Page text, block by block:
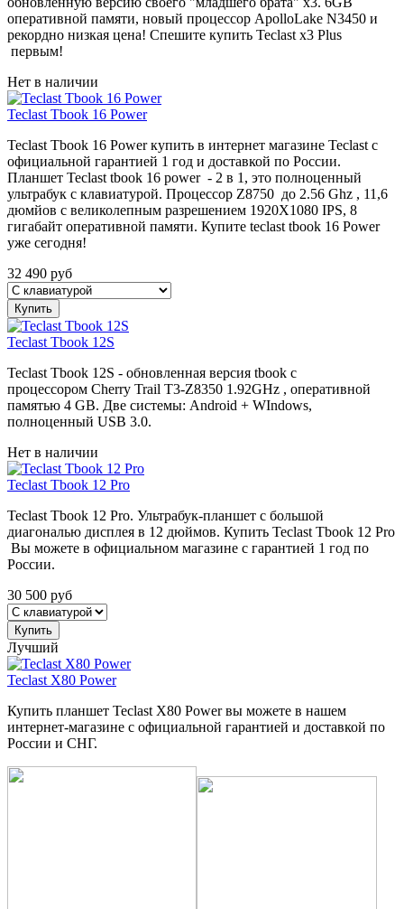
оперативной памяти, новый процессор ApolloLake N3450 и
рекордно низкая цена! Спешите купить Teclast x3 Plus
первым!
Нет в наличии
Teclast Tbook 16 Power
Teclast Tbook 16 Power купить в интернет магазине Teclast с
официальной гарантией 1 год и доставкой по России.
Планшет Teclast tbook 16 power - 2 в 1, это полноценный
ультрабук с клавиатурой. Процессор Z8750 до 2.56 Ghz , 11,6
дюмйов с великолепным разрешением 1920X1080 IPS, 8
гигабайт оперативной памяти. Купите teclast tbook 16 Power
уже сегодня!
32 490 руб
Купить
Teclast Tbook 12S
Teclast Tbook 12S - обновленная версия tbook с
процессором Cherry Trail T3-Z8350 1.92GHz , оперативной
памятью 4 GB. Две системы: Android + WIndows,
полноценный USB 3.0.
Нет в наличии
Teclast Tbook 12 Pro
Teclast Tbook 12 Pro. Ультрабук-планшет с большой
диагональю дисплея в 12 дюймов. Купить Teclast Tbook 12 Pro
Вы можете в официальном магазине с гарантией 1 год по
России.
30 500 руб
Купить
Лучший
Teclast X80 Power
Купить планшет Teclast X80 Power вы можете в нашем
интернет-магазине с официальной гарантией и доставкой по
России и СНГ.